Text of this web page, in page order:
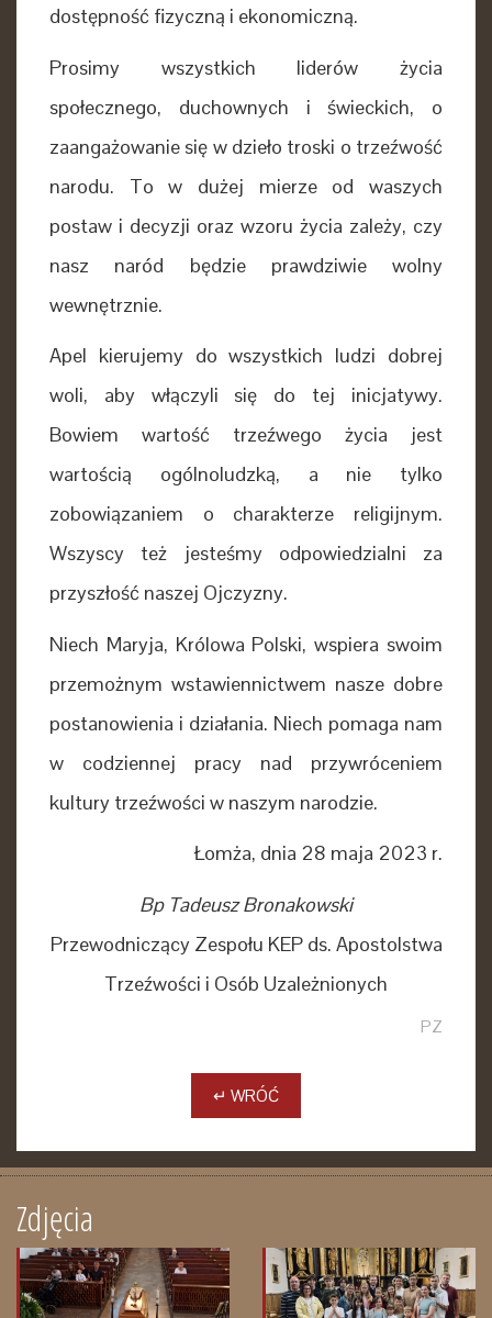
dostępność fizyczną i ekonomiczną.
Prosimy wszystkich liderów życia
społecznego, duchownych i świeckich, o
zaangażowanie się w dzieło troski o trzeźwość
narodu. To w dużej mierze od waszych
postaw i decyzji oraz wzoru życia zależy, czy
nasz naród będzie prawdziwie wolny
wewnętrznie.
Apel kierujemy do wszystkich ludzi dobrej
woli, aby włączyli się do tej inicjatywy.
Bowiem wartość trzeźwego życia jest
wartością ogólnoludzką, a nie tylko
zobowiązaniem o charakterze religijnym.
Wszyscy też jesteśmy odpowiedzialni za
przyszłość naszej Ojczyzny.
Niech Maryja, Królowa Polski, wspiera swoim
przemożnym wstawiennictwem nasze dobre
postanowienia i działania. Niech pomaga nam
w codziennej pracy nad przywróceniem
kultury trzeźwości w naszym narodzie.
Łomża, dnia 28 maja 2023 r.
Bp Tadeusz Bronakowski
Przewodniczący Zespołu KEP ds. Apostolstwa
Trzeźwości i Osób Uzależnionych
PZ
↵ WRÓĆ
Zdjęcia